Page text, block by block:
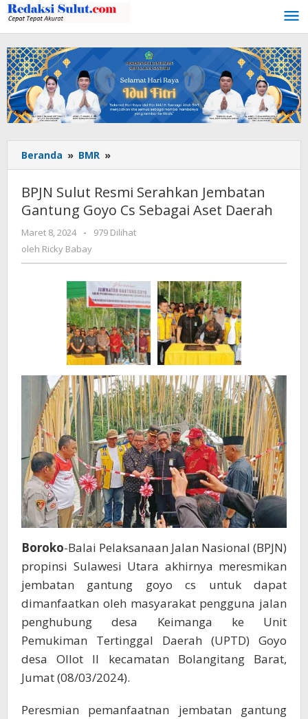
Lewati
ke
konten
Beranda » BMR »
Sulut
Serahkan
Jembatan
Gantung
Aset
Daerah
BPJN Sulut Resmi Serahkan Jembatan
Gantung Goyo Cs Sebagai Aset Daerah
Maret 8, 2024
oleh
Ricky
Babay
-
979 Dilihat
oleh Ricky Babay
Boroko-Balai Pelaksanaan Jalan Nasional (BPJN)
propinsi Sulawesi Utara akhirnya meresmikan
jembatan gantung goyo cs untuk dapat
dimanfaatkan oleh masyarakat pengguna jalan
penghubung desa Keimanga ke Unit
Pemukiman Tertinggal Daerah (UPTD) Goyo
desa Ollot II kecamatan Bolangitang Barat,
Jumat (08/03/2024).
Peresmian pemanfaatnan jembatan gantung